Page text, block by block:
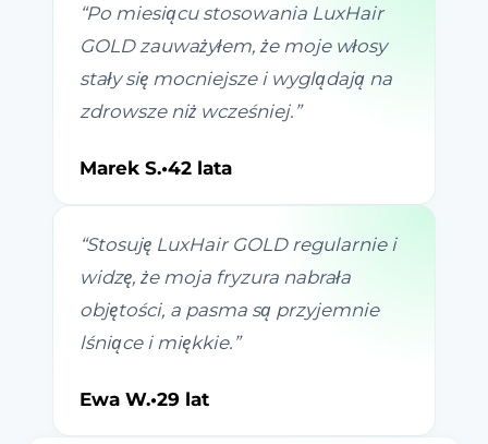
“Po miesiącu stosowania LuxHair
GOLD zauważyłem, że moje włosy
stały się mocniejsze i wyglądają na
zdrowsze niż wcześniej. ”
Marek S.•42 lata
“Stosuję LuxHair GOLD regularnie i
widzę, że moja fryzura nabrała
objętości, a pasma są przyjemnie
lśniące i miękkie. ”
Ewa W.•29 lat